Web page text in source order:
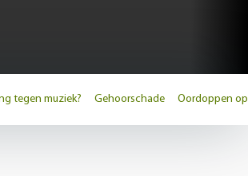
tegen muziek? Gehoorschade Oordoppen